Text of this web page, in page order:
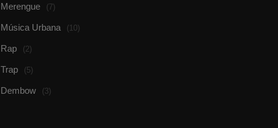
Merengue (7)
Música Urbana (10)
Rap (2)
Trap (5)
Dembow (3)